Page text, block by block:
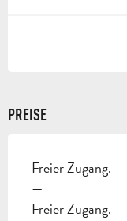
PREISE
Freier Zugang.
—
Freier Zugang.